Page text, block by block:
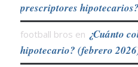
prescriptores hipotecarios?
football bros en ¿Cuánto
hipotecario? (febrero